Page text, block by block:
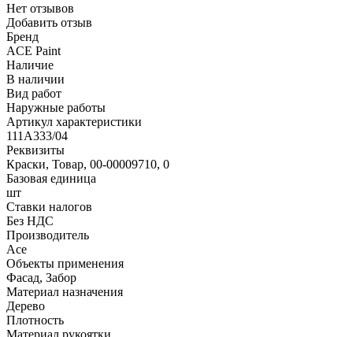
Нет отзывов
Добавить отзыв
Бренд
ACE Paint
Наличие
В наличии
Вид работ
Наружные работы
Артикул характеристики
111A333/04
Реквизиты
Краски, Товар, 00-00009710, 0
Базовая единица
шт
Ставки налогов
Без НДС
Производитель
Ace
Объекты применения
Фасад, Забор
Материал назначения
Дерево
Плотность
Материал рукоятки